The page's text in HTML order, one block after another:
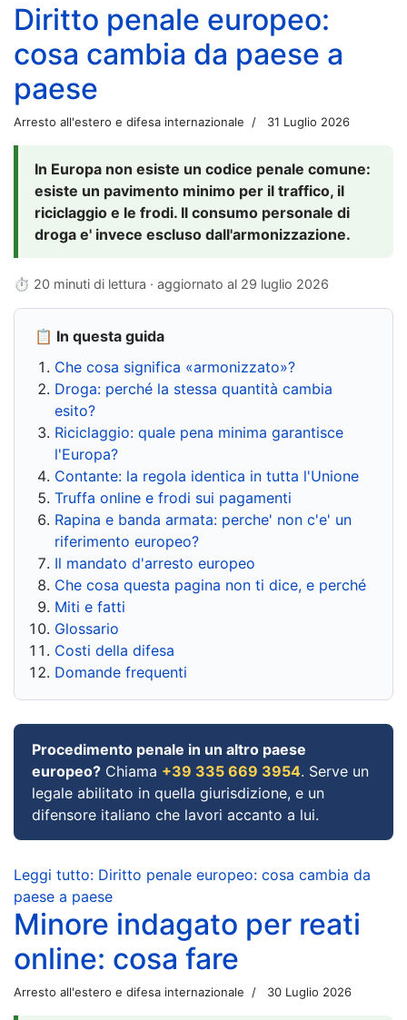
Diritto penale europeo:
cosa cambia da paese a
paese
Arresto all'estero e difesa internazionale 31 Luglio 2026
In Europa non esiste un codice penale comune:
esiste un pavimento minimo per il traffico, il
riciclaggio e le frodi. Il consumo personale di
droga e' invece escluso dall'armonizzazione.
⏱ 20 minuti di lettura · aggiornato al 29 luglio 2026
📋 In questa guida
Che cosa significa «armonizzato»?
Droga: perché la stessa quantità cambia
esito?
Riciclaggio: quale pena minima garantisce
l'Europa?
Contante: la regola identica in tutta l'Unione
Truffa online e frodi sui pagamenti
Rapina e banda armata: perche' non c'e' un
riferimento europeo?
Il mandato d'arresto europeo
Che cosa questa pagina non ti dice, e perché
Miti e fatti
Glossario
Costi della difesa
Domande frequenti
Procedimento penale in un altro paese
europeo? Chiama +39 335 669 3954. Serve un
legale abilitato in quella giurisdizione, e un
difensore italiano che lavori accanto a lui.
Leggi tutto: Diritto penale europeo: cosa cambia da
paese a paese
Minore indagato per reati
online: cosa fare
Arresto all'estero e difesa internazionale 30 Luglio 2026